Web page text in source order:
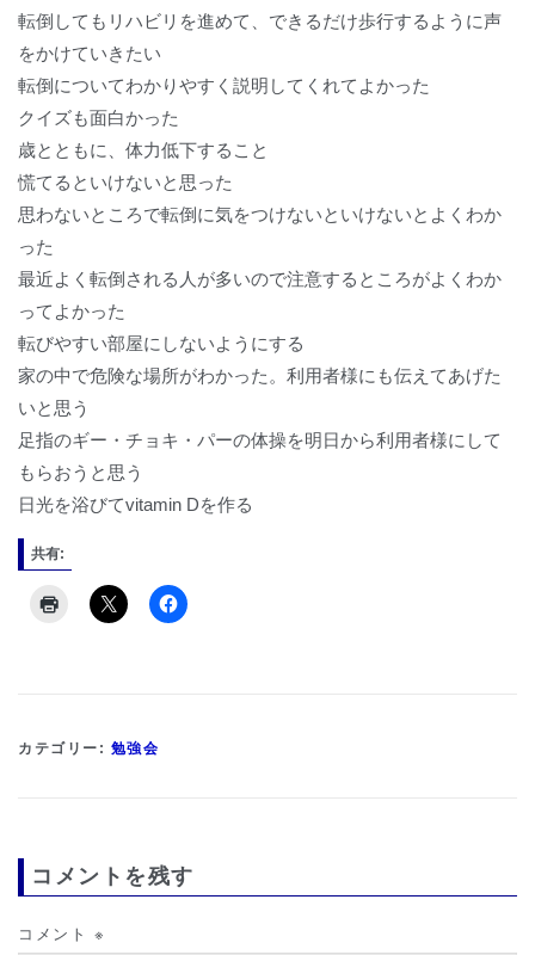
転倒してもリハビリを進めて、できるだけ歩行するように声
をかけていきたい
転倒についてわかりやすく説明してくれてよかった
クイズも面白かった
歳とともに、体力低下すること
慌てるといけないと思った
思わないところで転倒に気をつけないといけないとよくわか
った
最近よく転倒される人が多いので注意するところがよくわか
ってよかった
転びやすい部屋にしないようにする
家の中で危険な場所がわかった。利用者様にも伝えてあげた
いと思う
足指のギー・チョキ・パーの体操を明日から利用者様にして
もらおうと思う
日光を浴びてvitamin Dを作る
共有:
カテゴリー: 勉強会
コメントを残す
コメント ※